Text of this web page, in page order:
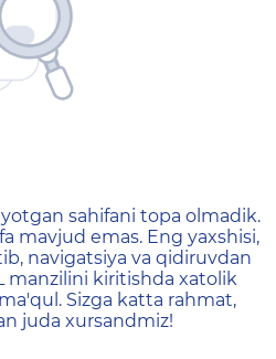
не
sahifani topa olmadik.
mavjud emas. Eng yaxshisi,
navigatsiya va qidiruvdan
manzilini kiritishda xatolik
Sizga katta rahmat,
juda xursandmiz!